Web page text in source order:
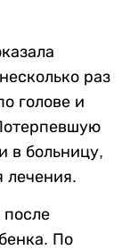
раз
голове и
в больницу,
лечения.
По